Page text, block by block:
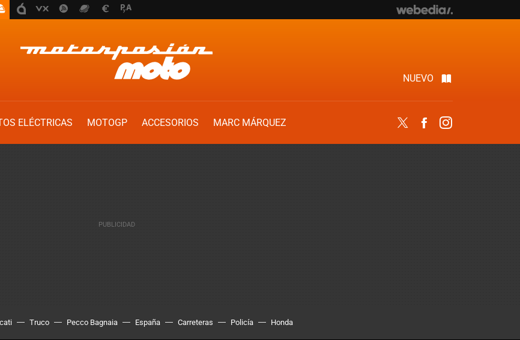
NUEVO
ELÉCTRICAS MOTOGP ACCESORIOS
MARC MÁRQUEZ
Twitter Facebook
Truco Pecco Bagnaia España Carreteras Policía Honda